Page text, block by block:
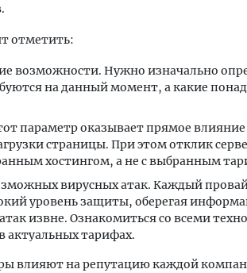
отметить:
возможности. Нужно изначально
на данный момент, а какие
параметр оказывает прямое влияние
страницы. При этом отклик
хостингом, а не с выбранным
вирусных атак. Каждый
уровень защиты, оберегая
извне. Ознакомиться со всеми
тарифах.
влияют на репутацию каждой